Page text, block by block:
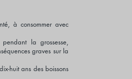
à consommer avec
la grossesse,
graves sur la
huit ans des boissons